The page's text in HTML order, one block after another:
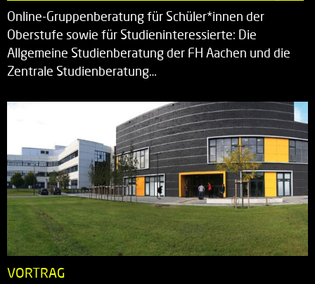
Online-Gruppenberatung für Schüler*innen der
Oberstufe sowie für Studieninteressierte: Die
Allgemeine Studienberatung der FH Aachen und die
Zentrale Studienberatung…
VORTRAG